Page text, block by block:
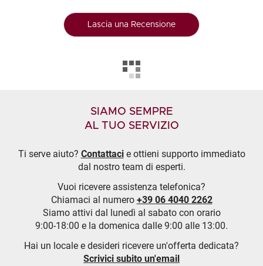
Lascia una Recensione
SIAMO SEMPRE
AL TUO SERVIZIO
Ti serve aiuto? Contattacie ottieni supporto immediato
dal nostro team di esperti.
Vuoi ricevere assistenza telefonica?
Chiamaci al numero +39 06 4040 2262
Siamo attivi dal lunedì al sabato con orario
9:00-18:00 e la domenica dalle 9:00 alle 13:00.
Hai un locale e desideri ricevere un'offerta dedicata?
Scrivici subito un'email